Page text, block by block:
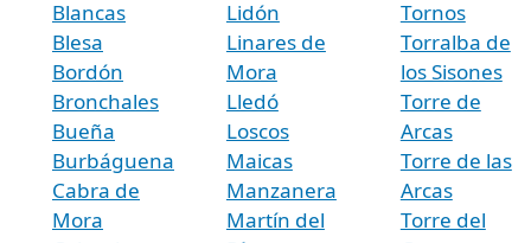
Blancas
Blesa
Bordón
Bronchales
Bueña
Burbáguena
Cabra de
Mora
Lidón
Linares de
Mora
Lledó
Loscos
Maicas
Manzanera
Martín del
Tornos
Torralba de
los Sisones
Torre de
Arcas
Torre de las
Arcas
Torre del